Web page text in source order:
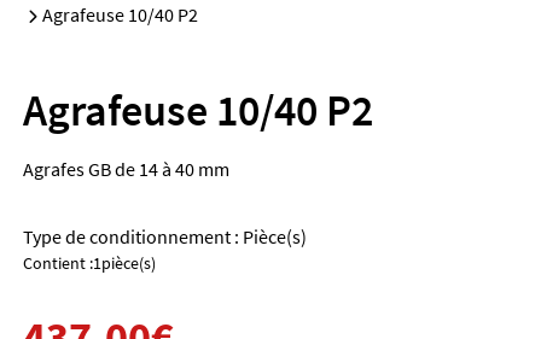
Agrafeuse 10/40 P2
Agrafeuse 10/40 P2
Agrafes GB de 14 à 40 mm
Type de conditionnement : Pièce(s)
Contient :1pièce(s)